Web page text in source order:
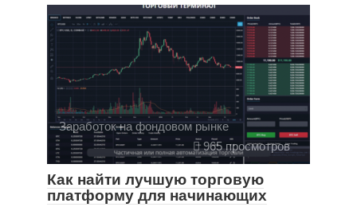
Заработок на фондовом рынке
965 просмотров
Как найти лучшую торговую
платформу для начинающих